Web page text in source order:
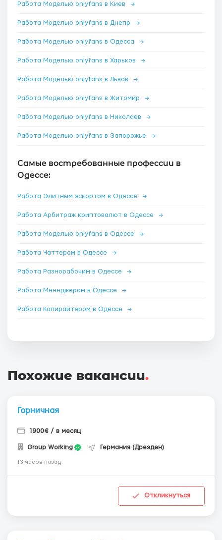
Работа Моделью onlyfans в Киев →
Работа Моделью onlyfans в Днепр →
Работа Моделью onlyfans в Одесса →
Работа Моделью onlyfans в Харьков →
Работа Моделью onlyfans в Львов →
Работа Моделью onlyfans в Житомир →
Работа Моделью onlyfans в Николаев →
Работа Моделью onlyfans в Запорожье →
Самые востребованные профессии в
Одессе:
Работа Элитным эскортом в Одессе →
Работа Арбитраж криптовалют в Одессе →
Работа Моделью onlyfans в Одессе →
Работа Чаттером в Одессе →
Работа Разнорабочим в Одессе →
Работа Менеджером в Одессе →
Работа Копирайтером в Одессе →
Похожие вакансии.
Горничная
1900€ / в месяц
Group Working Германия (Дрезден)
13 часов назад
Откликнуться